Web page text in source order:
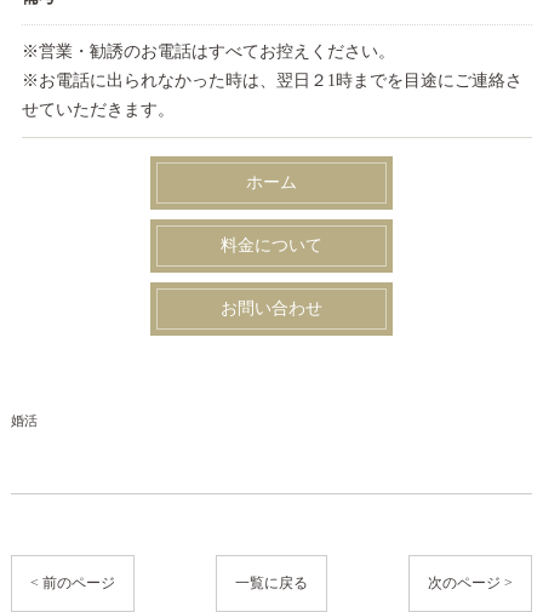
※営業・勧誘のお電話はすべてお控えください。
※お電話に出られなかった時は、翌日２1時までを目途にご連絡さ
せていただきます。
ホーム
料金について
お問い合わせ
婚活
< 前のページ 一覧に戻る 次のページ >